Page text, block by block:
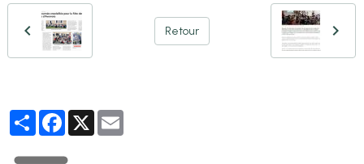
Retour
PartagerFacebook
X